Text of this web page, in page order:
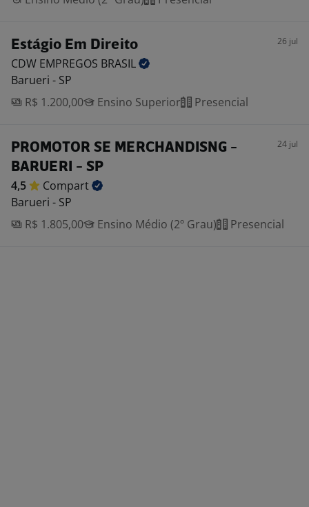
Estágio Em Direito 26 jul
CDW EMPREGOS BRASIL
Barueri - SP
R$ 1.200,00
Ensino Superior Presencial
PROMOTOR SE MERCHANDISNG -
BARUERI - SP
24 jul
4,5
Compart
Barueri - SP
R$ 1.805,00
Ensino Médio (2º Grau) Presencial